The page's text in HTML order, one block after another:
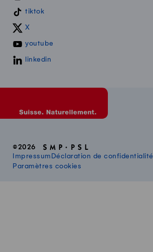
tiktok
X
youtube
linkedin
©2026
Impressum Déclaration de confidentialité
Paramètres cookies